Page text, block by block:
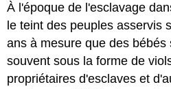
À l'époque de l'esclavage
le teint des peuples asservis
ans à mesure que des bébés
souvent sous la forme de
propriétaires d'esclaves et